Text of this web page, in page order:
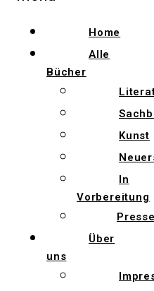
Home
Alle
Bücher
Kunst
In
Vorbereitung
Presse
Über
uns